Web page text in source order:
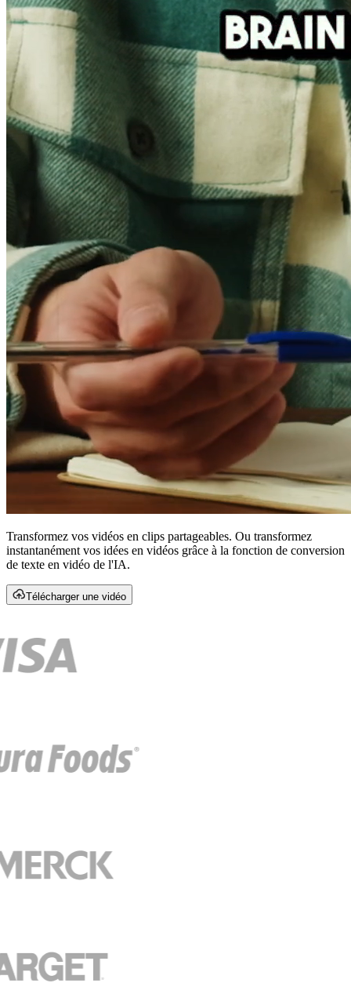
Transformez vos vidéos en clips partageables. Ou transformez
instantanément vos idées en vidéos grâce à la fonction de conversion
de texte en vidéo de l'IA.
Télécharger une vidéo